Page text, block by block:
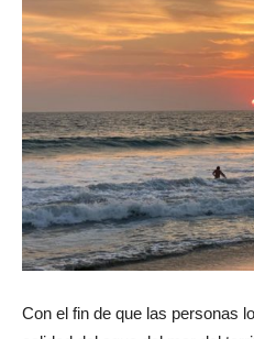
Con el fin de que las personas